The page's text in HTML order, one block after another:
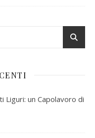
Liguri: un Capolavoro di